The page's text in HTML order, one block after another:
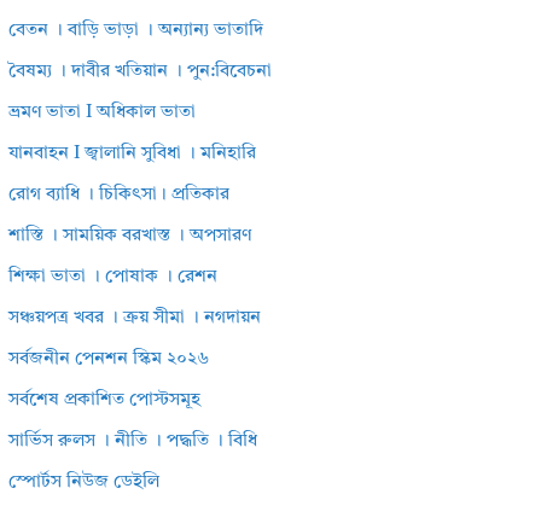
বেতন । বাড়ি ভাড়া । অন্যান্য ভাতাদি
বৈষম্য । দাবীর খতিয়ান । পুন:বিবেচনা
ভ্রমণ ভাতা I অধিকাল ভাতা
যানবাহন I জ্বালানি সুবিধা । মনিহারি
রোগ ব্যাধি । চিকিৎসা। প্রতিকার
শাস্তি । সাময়িক বরখাস্ত । অপসারণ
শিক্ষা ভাতা । পোষাক । রেশন
সঞ্চয়পত্র খবর । ক্রয় সীমা । নগদায়ন
সর্বজনীন পেনশন স্কিম ২০২৬
সর্বশেষ প্রকাশিত পোস্টসমূহ
সার্ভিস রুলস । নীতি । পদ্ধতি । বিধি
স্পোর্টস নিউজ ডেইলি